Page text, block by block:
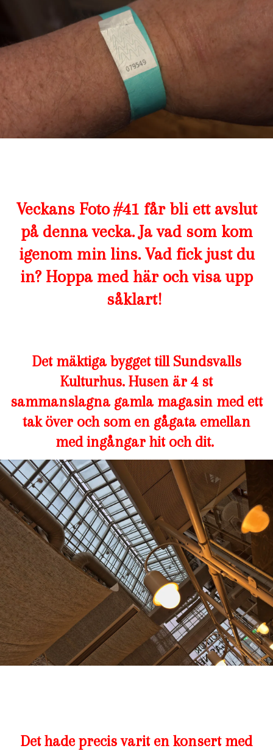
Veckans Foto #41 får bli ett avslut
på denna vecka. Ja vad som kom
igenom min lins. Vad fick just du
in? Hoppa med här och visa upp
såklart!
Det mäktiga bygget till Sundsvalls
Kulturhus. Husen är 4 st
sammanslagna gamla magasin med ett
tak över och som en gågata emellan
med ingångar hit och dit.
Det hade precis varit en konsert med